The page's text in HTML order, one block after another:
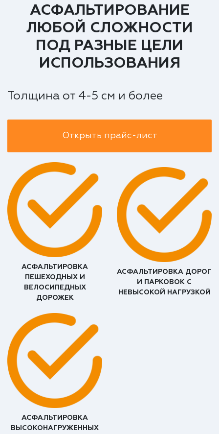
АСФАЛЬТИРОВАНИЕ
ЛЮБОЙ СЛОЖНОСТИ
ПОД РАЗНЫЕ ЦЕЛИ
ИСПОЛЬЗОВАНИЯ
Толщина от 4-5 см и более
Открыть прайс-лист
АСФАЛЬТИРОВКА
ПЕШЕХОДНЫХ И
ВЕЛОСИПЕДНЫХ
ДОРОЖЕК
АСФАЛЬТИРОВКА ДОРОГ
И ПАРКОВОК С
НЕВЫСОКОЙ НАГРУЗКОЙ
АСФАЛЬТИРОВКА
ВЫСОКОНАГРУЖЕННЫХ